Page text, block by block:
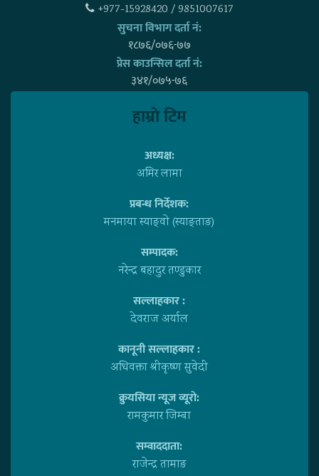
+977-15928420 / 9851007617
सुचना विभाग दर्ता नं:
१८७६/०७६-७७
प्रेस काउन्सिल दर्ता नं:
३४१/०७५-७६
हाम्राे टिम
अध्यक्ष:
अमिर लामा
प्रबन्ध निर्देशक:
मनमाया स्याङ्वाे (स्याङ्ताङ)
सम्पादक:
नरेन्द्र बहादुर तण्डुकार
सल्लाहकार :
देवराज अर्याल
कानूनी सल्लाहकार :
अधिवक्ता श्रीकृष्ण सुवेदी
क्रुयसिया न्यूज व्यूराे:
रामकुमार जिम्बा
सम्वाददाता:
राजेन्द्र तामाङ